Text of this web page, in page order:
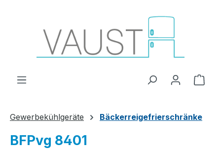
Gewerbekühlgeräte Bäckerreigefrierschränke
BFPvg 8401